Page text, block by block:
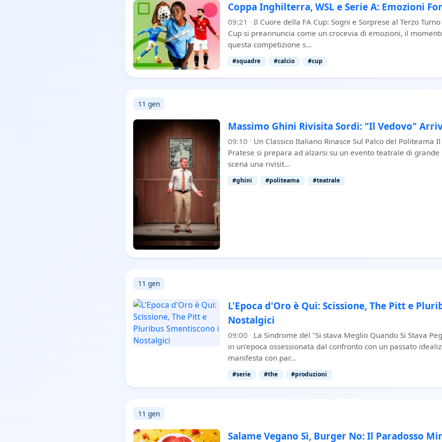
Coppa Inghilterra, WSL e Serie A: Emozioni
09:21 · Il Cuore della FA Cup: Sogni e Sorprese al Terzo
Cup si preannuncia come un crocevia di emozioni, il
questa competizione s…
#squadre #calcio #cup
11 gen
Massimo Ghini Rivisita Sordi: "Il Vedovo"
09:10 · Un Classico Italiano Rinasce Sul Palco del Politeama
Pratese si prepara ad alzarsi su un evento teatrale di
scena una rivisit…
#ghini #politeama #teatrale
11 gen
L'Epoca d'Oro è Qui: Scissione, The Pitt e
Nostalgici
09:00 · La Sindrome del "Si stava Meglio Quando Si Stava
in un’epoca ossessionata dal confronto con un passato
manifesta con par…
#serie #the #produzioni
11 gen
Salame Vegano Sì, Burger No: Il Paradosso